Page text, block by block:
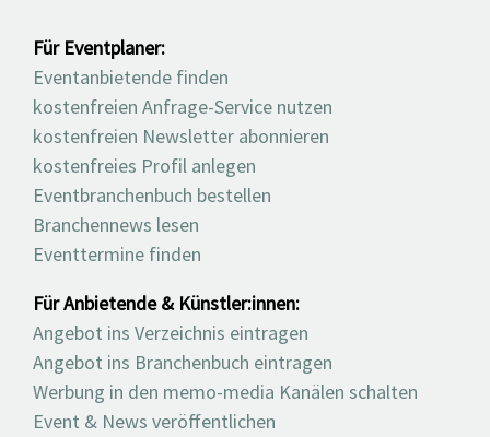
Für Eventplaner:
Eventanbietende finden
kostenfreien Anfrage-Service nutzen
kostenfreien Newsletter abonnieren
kostenfreies Profil anlegen
Eventbranchenbuch bestellen
Branchennews lesen
Eventtermine finden
Für Anbietende & Künstler:innen:
Angebot ins Verzeichnis eintragen
Angebot ins Branchenbuch eintragen
Werbung in den memo-media Kanälen schalten
Event & News veröffentlichen